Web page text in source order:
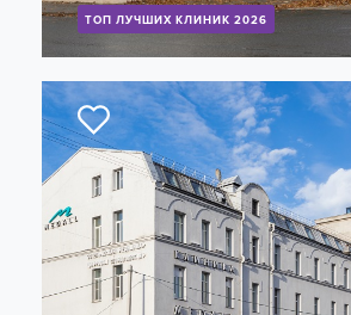
ТОП ЛУЧШИХ КЛИНИК 2026